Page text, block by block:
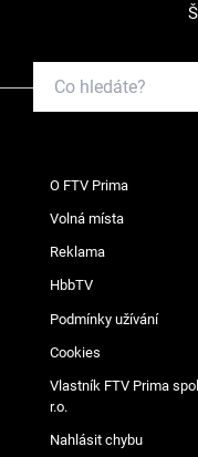
O FTV Prima
Volná místa
Reklama
HbbTV
Podmínky užívání
Cookies
Vlastník FTV Prima
r.o.
Nahlásit chybu